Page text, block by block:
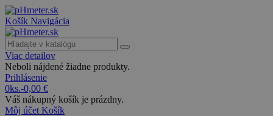
Košík Navigácia
Viac detailov
Neboli nájdené žiadne produkty.
Prihlásenie
0ks.-0,00 €
Váš nákupný košík je prázdny.
Môj účet Košík